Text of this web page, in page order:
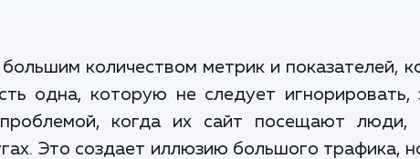
количеством метрик и показателей,
одна, которую не следует
когда их сайт посещают
Это создает иллюзию большого трафика,